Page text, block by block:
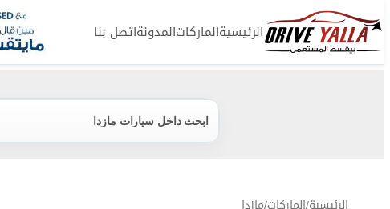
الرئيسيةالماركاتالمدونةاتصل بنا
ابحث داخل سيارات مازدا